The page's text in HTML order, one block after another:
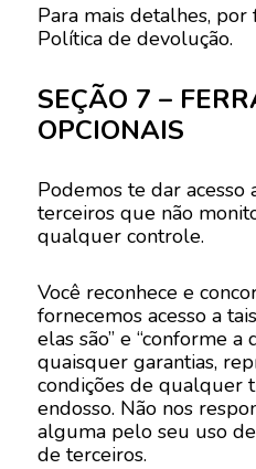
Para mais detalhes, por
Política de devolução.
SEÇÃO 7 –
OPCIONAIS
Podemos te dar acesso
terceiros que não
qualquer controle.
Você reconhece e
fornecemos acesso a
elas são” e “conforme
quaisquer garantias,
condições de qualquer
endosso. Não nos
alguma pelo seu uso
de terceiros.